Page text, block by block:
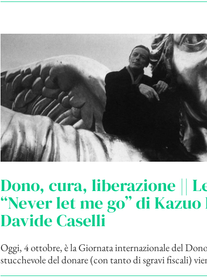
Dono, cura, liberazione ||
“Never let me go” di
Davide Caselli
Oggi, 4 ottobre, è la Giornata internazionale del
stucchevole del donare (con tanto di sgravi fiscali)